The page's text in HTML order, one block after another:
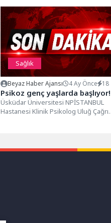
Sağlık
Beyaz Haber Ajansı 4 Ay Önce 18
Psikoz genç yaşlarda başlıyor!
Üsküdar Üniversitesi NPİSTANBUL
Hastanesi Klinik Psikolog Uluğ Çağrı